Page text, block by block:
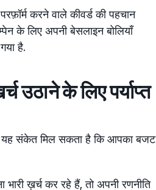
करने वाले कीवर्ड की पहचान
के लिए अपनी बेसलाइन बोलियाँ
है.
उठाने के लिए पर्याप्त
संकेत मिल सकता है कि आपका बजट
ख़र्च कर रहे हैं, तो अपनी रणनीति